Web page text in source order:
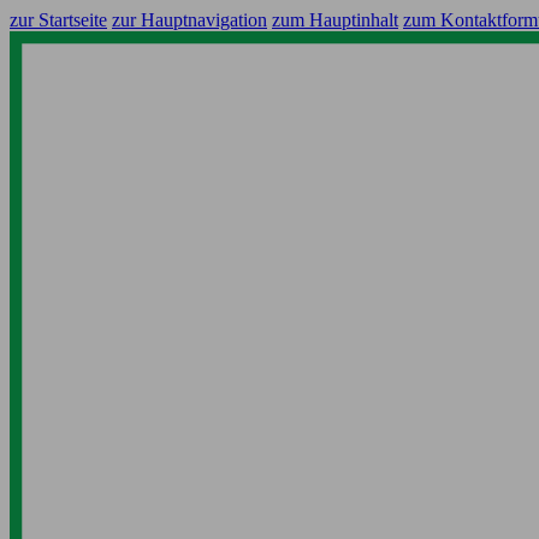
zur Startseite zur Hauptnavigation zum Hauptinhalt zum